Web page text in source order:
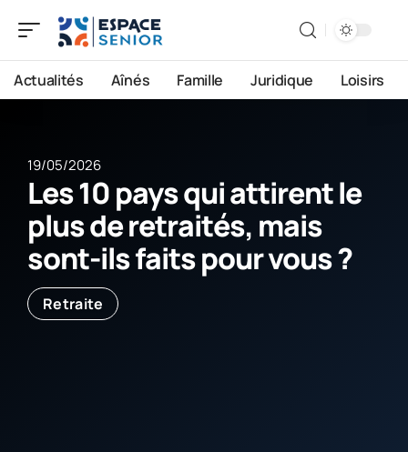
Actualités Aînés Famille Juridique Loisirs
19/05/2026
Les 10 pays qui attirent le
plus de retraités, mais
sont-ils faits pour vous ?
Retraite